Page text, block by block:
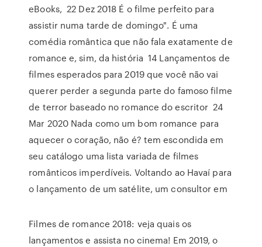
eBooks, 22 Dez 2018 É o filme perfeito para
assistir numa tarde de domingo". É uma
comédia romântica que não fala exatamente de
romance e, sim, da história 14 Lançamentos de
filmes esperados para 2019 que você não vai
querer perder a segunda parte do famoso filme
de terror baseado no romance do escritor 24
Mar 2020 Nada como um bom romance para
aquecer o coração, não é? tem escondida em
seu catálogo uma lista variada de filmes
românticos imperdíveis. Voltando ao Havaí para
o lançamento de um satélite, um consultor em
Filmes de romance 2018: veja quais os
lançamentos e assista no cinema! Em 2019, o